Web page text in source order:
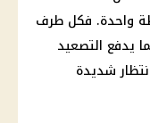
واحدة. فكل طرف
يدفع التصعيد
شديدة